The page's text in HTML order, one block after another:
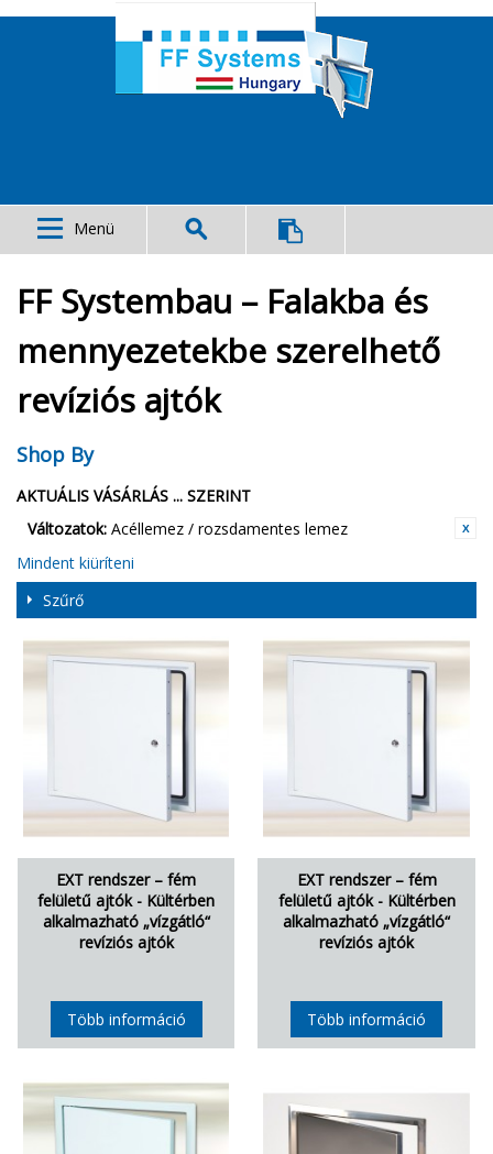
Menü
FF Systembau – Falakba és
mennyezetekbe szerelhető
revíziós ajtók
Shop By
AKTUÁLIS VÁSÁRLÁS ... SZERINT
Változatok: Acéllemez / rozsdamentes lemez
Mindent kiüríteni
Szűrő
EXT rendszer – fém
felületű ajtók - Kültérben
alkalmazható „vízgátló“
revíziós ajtók
Több információ
EXT rendszer – fém
felületű ajtók - Kültérben
alkalmazható „vízgátló“
revíziós ajtók
Több információ